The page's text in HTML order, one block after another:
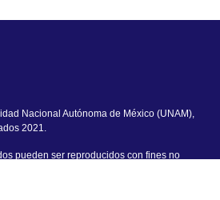
Nacional Autónoma de México (UNAM),
2021.
pueden ser reproducidos con fines no